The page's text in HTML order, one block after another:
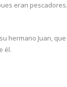
eran
hermano Juan,
él.